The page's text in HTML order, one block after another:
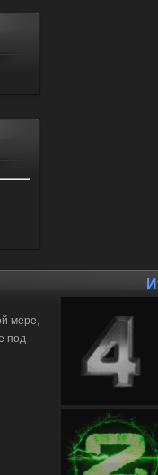
мере,
под